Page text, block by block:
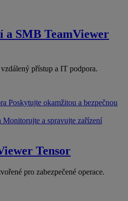
a SMB TeamViewer
přístup a IT podpora.
Poskytujte okamžitou a bezpečnou
Monitorujte a spravujte zařízení
Tensor
pro zabezpečené operace.